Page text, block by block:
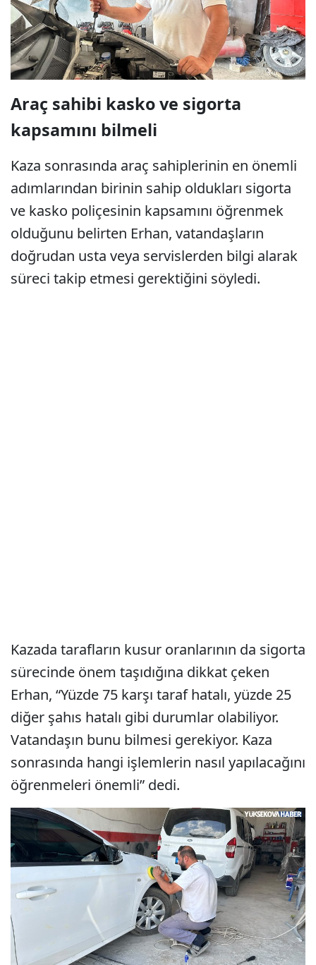
Araç sahibi kasko ve sigorta
kapsamını bilmeli
Kaza sonrasında araç sahiplerinin en önemli
adımlarından birinin sahip oldukları sigorta
ve kasko poliçesinin kapsamını öğrenmek
olduğunu belirten Erhan, vatandaşların
doğrudan usta veya servislerden bilgi alarak
süreci takip etmesi gerektiğini söyledi.
Kazada tarafların kusur oranlarının da sigorta
sürecinde önem taşıdığına dikkat çeken
Erhan, “Yüzde 75 karşı taraf hatalı, yüzde 25
diğer şahıs hatalı gibi durumlar olabiliyor.
Vatandaşın bunu bilmesi gerekiyor. Kaza
sonrasında hangi işlemlerin nasıl yapılacağını
öğrenmeleri önemli” dedi.